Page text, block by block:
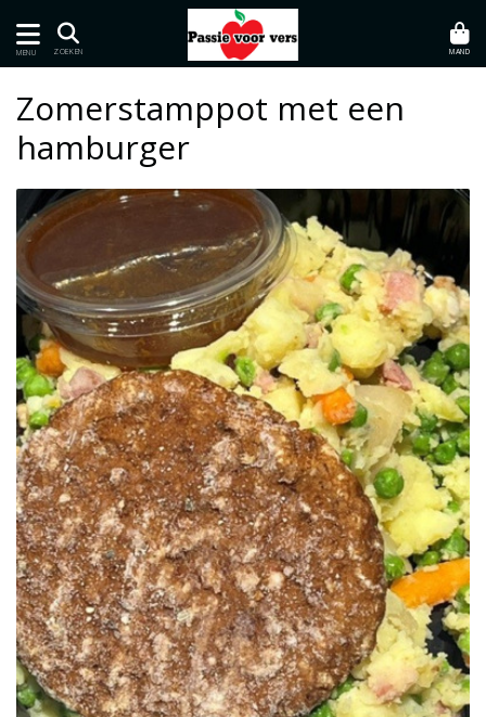
MENU ZOEKEN MAND
Zomerstamppot met een
hamburger